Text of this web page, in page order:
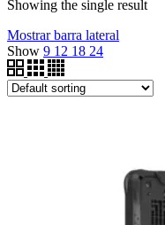
Showing the single result
Mostrar barra lateral
Show 9 12 18 24